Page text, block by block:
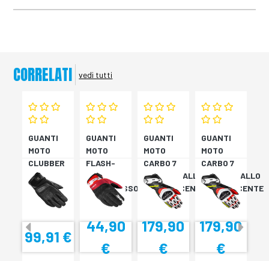
CORRELATI vedi tutti
GUANTI
MOTO
CLUBBER
GLOVE
NERO
99,91 €
GUANTI
MOTO
FLASH-
KP
NERO/ROSSO
44,90
€
GUANTI
MOTO
CARBO 7
ROSSO/GIALLO
FLUORESCENTE
179,90
€
GUANTI
MOTO
CARBO 7
ROSSO/GIALLO
FLUORESCENTE
179,90
€